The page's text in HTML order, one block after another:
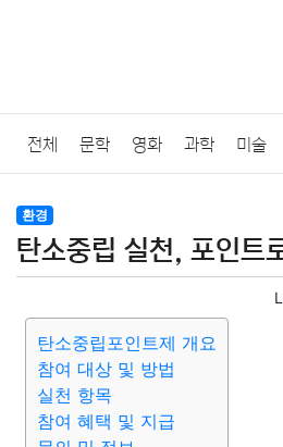
전체 문학 영화 과학 미술
법률
질병 가요 방송 일상 주식
결혼 육아 반려동물 패션
요리 상품리뷰 원예
환경
탄소중립 실천, 포인트
탄소중립포인트제 개요
참여 대상 및 방법
실천 항목
참여 혜택 및 지급